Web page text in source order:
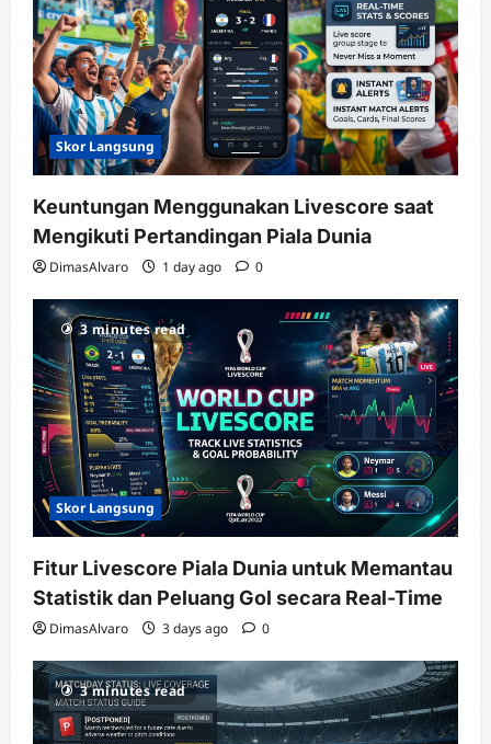
Skor Langsung
Keuntungan Menggunakan Livescore saat
Mengikuti Pertandingan Piala Dunia
DimasAlvaro 1 day ago 0
3 minutes read
Skor Langsung
Fitur Livescore Piala Dunia untuk Memantau
Statistik dan Peluang Gol secara Real-Time
DimasAlvaro 3 days ago 0
3 minutes read